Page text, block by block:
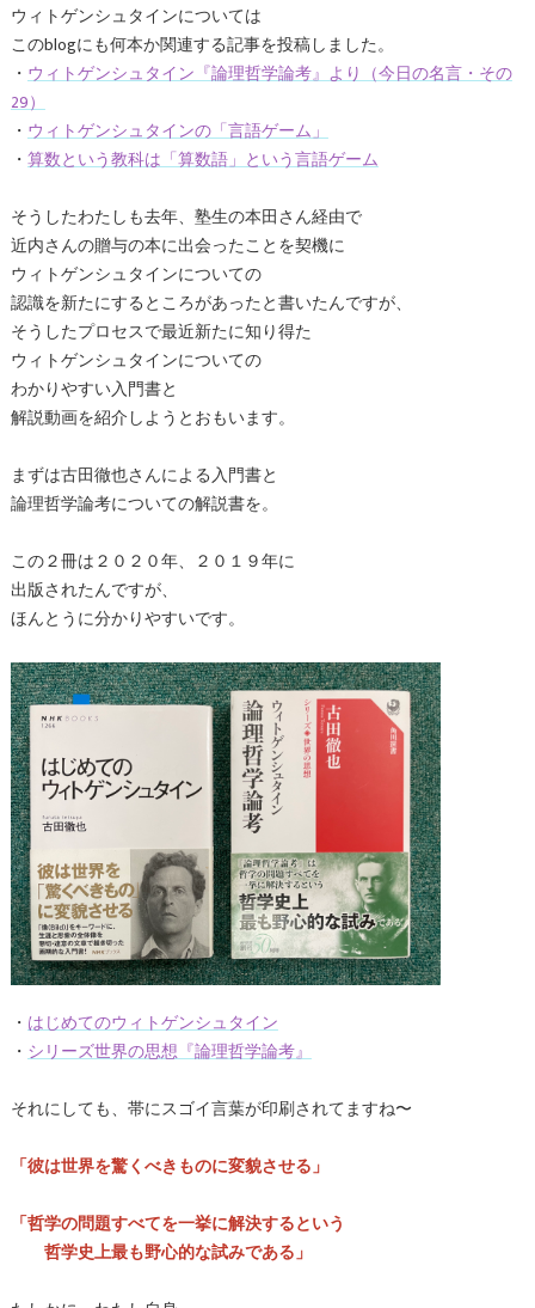
ウィトゲンシュタインについては
このblogにも何本か関連する記事を投稿しました。
・ ウィトゲンシュタイン『論理哲学論考』より（今日の名言・その
29）
・ ウィトゲンシュタインの「言語ゲーム」
・ 算数という教科は「算数語」という言語ゲーム
そうしたわたしも去年、塾生の本田さん経由で
近内さんの贈与の本に出会ったことを契機に
ウィトゲンシュタインについての
認識を新たにするところがあったと書いたんですが、
そうしたプロセスで最近新たに知り得た
ウィトゲンシュタインについての
わかりやすい入門書と
解説動画を紹介しようとおもいます。
まずは古田徹也さんによる入門書と
論理哲学論考についての解説書を。
この２冊は２０２０年、２０１９年に
出版されたんですが、
ほんとうに分かりやすいです。
・ はじめてのウィトゲンシュタイン
・ シリーズ世界の思想『論理哲学論考』
それにしても、帯にスゴイ言葉が印刷されてますね〜
「彼は世界を驚くべきものに変貌させる」
「哲学の問題すべてを一挙に解決するという
哲学史上最も野心的な試みである」